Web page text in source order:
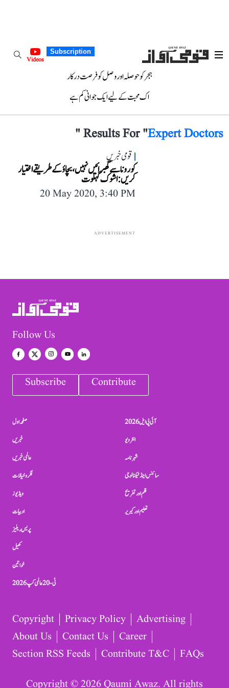
Subscription
Videos
ہجر کو حوصلہ اور وصل کو فرصت درکار
اک محبت کے لیے ایک جوانی کم ہے
Results For "Expert Doctors
"
قومی خبریں
کورونا سے گھبرائیں نہیں، بچاؤ کے طریقے اختیار
کریں: اشوک گہلوت
20 May 2020, 3:40 PM
ADVERTISEMENT
Follow Us
Subscribe Contribute
صفحہ اول
خبریں
عالمی خبریں
فکر و خیالات
ویڈیوز
ادبیات
پریس ریلیز
کھیل
خواتین
ٹی-20 عالمی کپ 2026
آئی پی ایل 2026
انٹرویو
شہرنامہ
سائنس اینڈ ٹیکنالوجی
فلم اور تفریح
تعلیم اور کیریر
Copyright Privacy Policy
Advertising
About Us
Contact Us
Career
Section RSS Feeds
Contribute T&C FAQs
Copyright © 2026 Qaumi Awaz. All rights